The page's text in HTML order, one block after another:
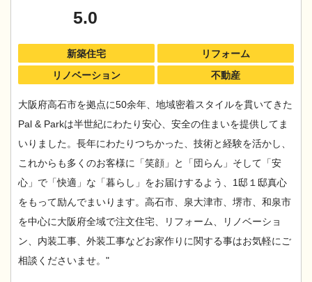
5.0
新築住宅
リフォーム
リノベーション
不動産
大阪府高石市を拠点に50余年、地域密着スタイルを貫いてきた
Pal & Parkは半世紀にわたり安心、安全の住まいを提供してま
いりました。長年にわたりつちかった、技術と経験を活かし、
これからも多くのお客様に「笑顔」と「団らん」そして「安
心」で「快適」な「暮らし」をお届けするよう、1邸１邸真心
をもって励んでまいります。高石市、泉大津市、堺市、和泉市
を中心に大阪府全域で注文住宅、リフォーム、リノベーショ
ン、内装工事、外装工事などお家作りに関する事はお気軽にご
相談くださいませ。"